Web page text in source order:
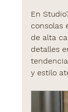
En
consolas
de alta
detalles
y estilo